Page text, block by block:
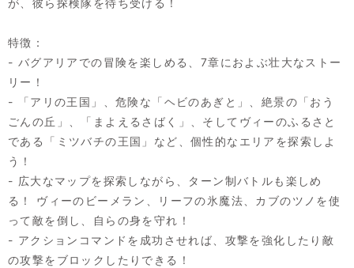
が、彼ら探検隊を待ち受ける！
特徴：
- バグアリアでの冒険を楽しめる、7章におよぶ壮大なストー
リー！
- 「アリの王国」、危険な「ヘビのあぎと」、絶景の「おう
ごんの丘」、「まよえるさばく」、そしてヴィーのふるさと
である「ミツバチの王国」など、個性的なエリアを探索しよ
う！
- 広大なマップを探索しながら、ターン制バトルも楽しめ
る！ ヴィーのビーメラン、リーフの氷魔法、カブのツノを使
って敵を倒し、自らの身を守れ！
- アクションコマンドを成功させれば、攻撃を強化したり敵
の攻撃をブロックしたりできる！